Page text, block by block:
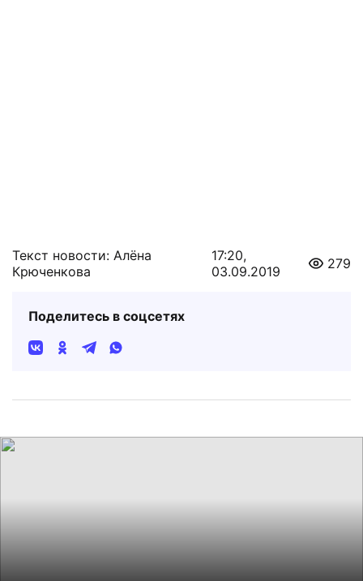
Текст новости: Алёна
Крюченкова
17:20,
03.09.2019
279
Поделитесь в соцсетях